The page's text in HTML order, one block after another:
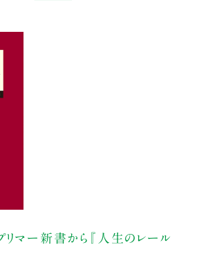
リマー新書から『人生のレール